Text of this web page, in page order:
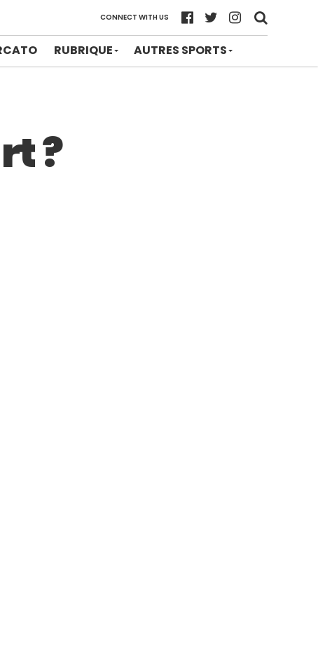
CONNECT WITH US
RUBRIQUE AUTRES SPORTS
?